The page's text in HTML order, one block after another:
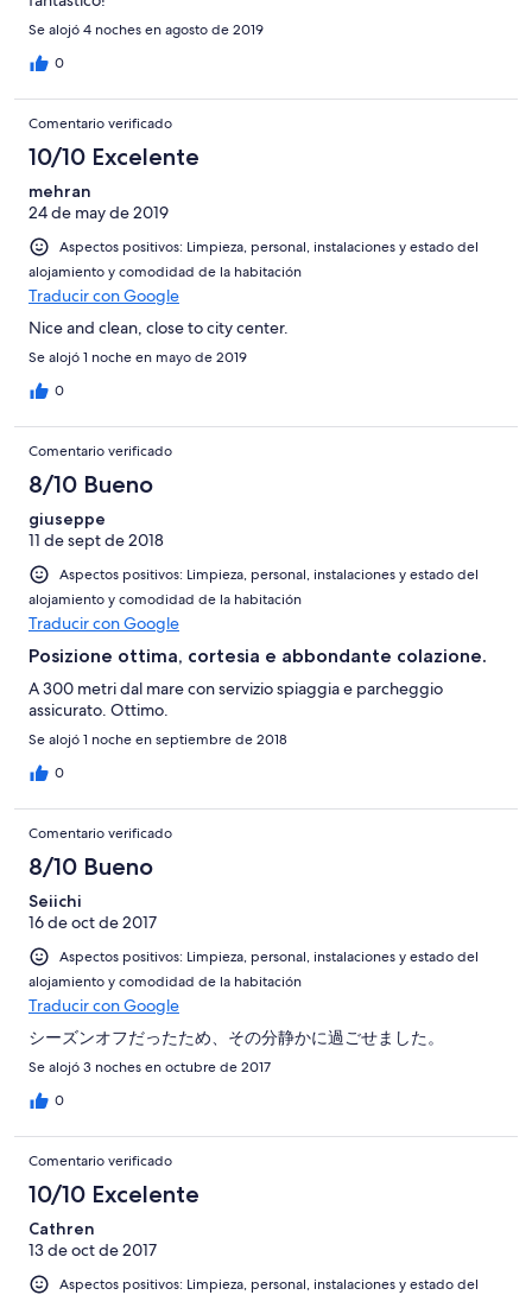
Se alojó 4 noches en agosto de 2019
0
Comentario verificado
10/10 Excelente
mehran
24 de may de 2019
Aspectos positivos: Limpieza, personal, instalaciones y estado del
alojamiento y comodidad de la habitación
Traducir con Google
Nice and clean, close to city center.
Se alojó 1 noche en mayo de 2019
0
Comentario verificado
8/10 Bueno
giuseppe
11 de sept de 2018
Aspectos positivos: Limpieza, personal, instalaciones y estado del
alojamiento y comodidad de la habitación
Traducir con Google
Posizione ottima, cortesia e abbondante colazione.
A 300 metri dal mare con servizio spiaggia e parcheggio
assicurato. Ottimo.
Se alojó 1 noche en septiembre de 2018
0
Comentario verificado
8/10 Bueno
Seiichi
16 de oct de 2017
Aspectos positivos: Limpieza, personal, instalaciones y estado del
alojamiento y comodidad de la habitación
Traducir con Google
シーズンオフだったため、その分静かに過ごせました。
Se alojó 3 noches en octubre de 2017
0
Comentario verificado
10/10 Excelente
Cathren
13 de oct de 2017
Aspectos positivos: Limpieza, personal, instalaciones y estado del